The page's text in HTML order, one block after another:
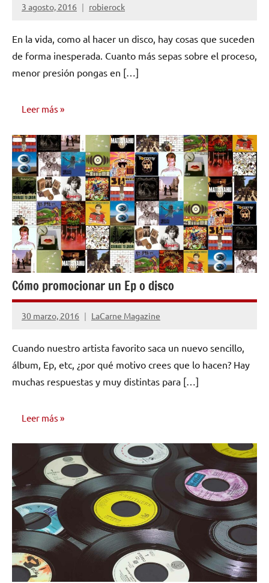
3 agosto, 2016 robierock
No
comentarios
En la vida, como al hacer un disco, hay cosas que suceden
de forma inesperada. Cuanto más sepas sobre el proceso,
menor presión pongas en […]
Leer más
EDICIÓN Y
DISTRIBUCIÓN
Cómo promocionar un Ep o disco
30 marzo, 2016 LaCarne Magazine
2
Cuando nuestro artista favorito saca un nuevo sencillo,
álbum, Ep, etc, ¿por qué motivo crees que lo hacen? Hay
muchas respuestas y muy distintas para […]
Leer más
EDICIÓN Y
DISTRIBUCIÓN